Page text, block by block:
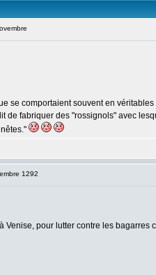
se comportaient souvent en véritables
de fabriquer des "rossignols" avec
1292
Venise, pour lutter contre les